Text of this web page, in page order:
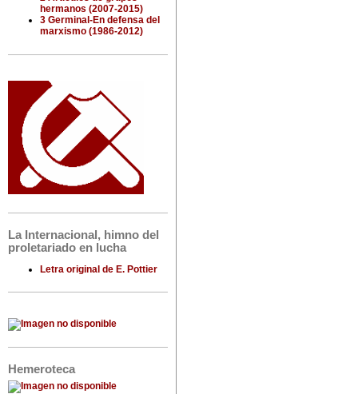
hermanos (2007-2015)
3 Germinal-En defensa del
marxismo (1986-2012)
La Internacional, himno del
proletariado en lucha
Letra original de E. Pottier
Hemeroteca